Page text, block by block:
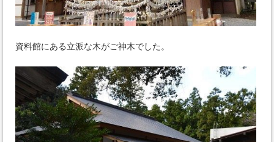
資料館にある立派な木がご神木でした。